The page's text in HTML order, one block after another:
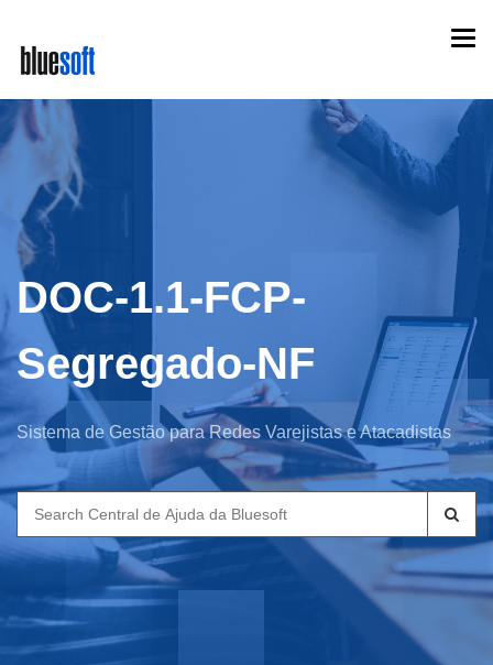
main
content
DOC-1.1-FCP-
Segregado-NF
Sistema de Gestão para Redes Varejistas e Atacadistas
Search
for: